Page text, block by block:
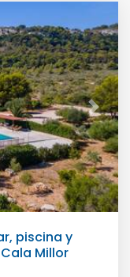
piscina y
Millor